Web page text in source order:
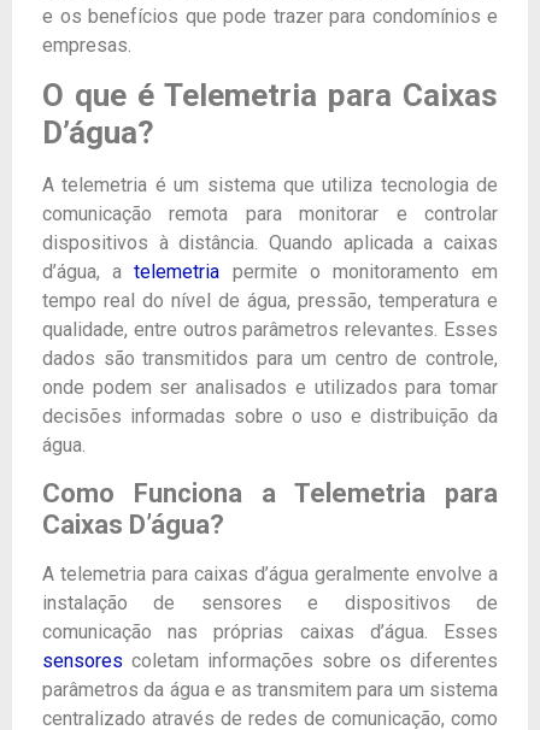
e os benefícios que pode trazer para condomínios e
empresas.
O que é Telemetria para Caixas
D’água?
A telemetria é um sistema que utiliza tecnologia de
comunicação remota para monitorar e controlar
dispositivos à distância. Quando aplicada a caixas
d’água, atelemetria permite o monitoramento em
tempo real do nível de água, pressão, temperatura e
qualidade, entre outros parâmetros relevantes. Esses
dados são transmitidos para um centro de controle,
onde podem ser analisados e utilizados para tomar
decisões informadas sobre o uso e distribuição da
água.
Como Funciona a Telemetria para
Caixas D’água?
A telemetria para caixas d’água geralmente envolve a
instalação de sensores e dispositivos de
comunicação nas próprias caixas d’água. Esses
sensores coletam informações sobre os diferentes
parâmetros da água e as transmitem para um sistema
centralizado através de redes de comunicação, como